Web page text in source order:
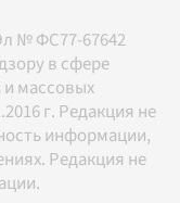
№ ФС77-67642
в сфере
массовых
г. Редакция не
информации,
Редакция не